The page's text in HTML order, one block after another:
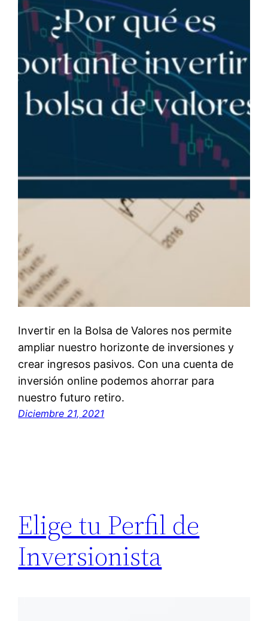
Invertir en la Bolsa de Valores nos permite
ampliar nuestro horizonte de inversiones y
crear ingresos pasivos. Con una cuenta de
inversión online podemos ahorrar para
nuestro futuro retiro.
Diciembre 21, 2021
Elige tu Perfil de
Inversionista